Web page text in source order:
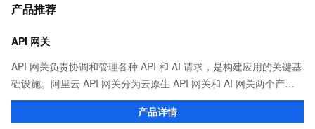
产品推荐
API 网关
API 网关负责协调和管理各种 API 和 AI 请求，是构建应用的关键基
础设施。阿里云 API 网关分为云原生 API 网关和 AI 网关两个产
品。
产品详情